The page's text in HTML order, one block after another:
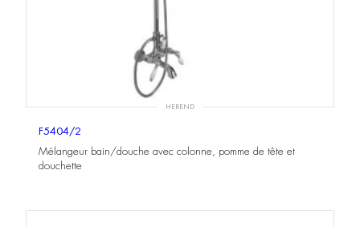
HEREND
F5404/2
Mélangeur bain/douche avec colonne, pomme de tête et
douchette